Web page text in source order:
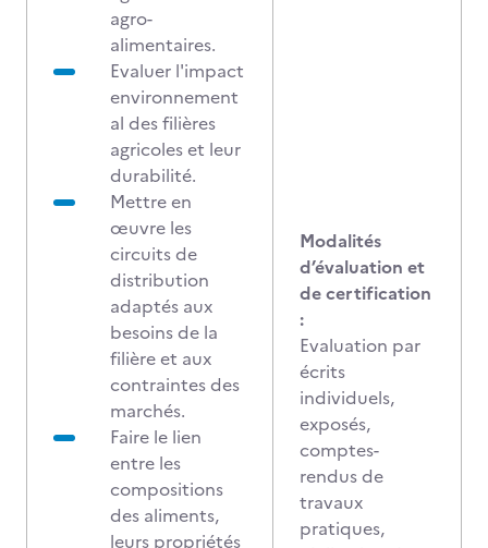
agro-
alimentaires.
Evaluer l'impact
environnement
al des filières
agricoles et leur
durabilité.
Mettre en
œuvre les
circuits de
distribution
adaptés aux
besoins de la
filière et aux
contraintes des
marchés.
Faire le lien
entre les
compositions
des aliments,
leurs propriétés
Modalités
d’évaluation et
de certification
:
Evaluation par
écrits
individuels,
exposés,
comptes-
rendus de
travaux
pratiques,